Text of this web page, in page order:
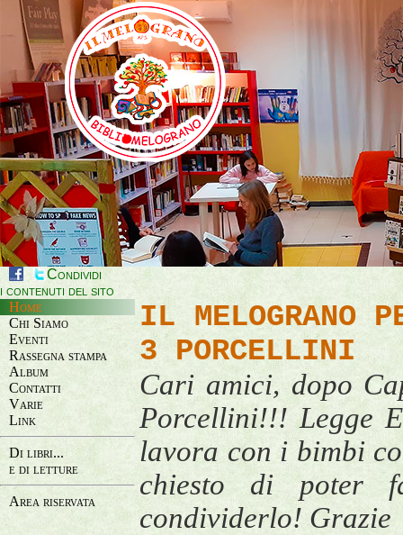
Condividi
i contenuti del sito
Home
Chi Siamo
Eventi
Rassegna stampa
Album
Contatti
Varie
Link
Di libri...
e di letture
Area riservata
IL MELOGRANO
3 PORCELLINI
Cari amici, dopo
Porcellini!!! Legge
lavora con i bimbi
chiesto di poter
condividerlo! Grazie